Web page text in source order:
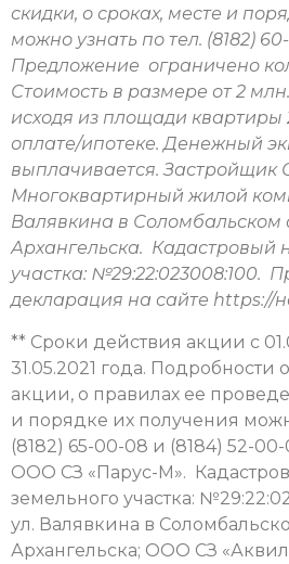
скидки, о сроках, месте и
можно узнать по тел. (8182)
Предложение ограничено
Стоимость в размере от 2
исходя из площади квартиры
оплате/ипотеке. Денежный
выплачивается.
Многоквартирный жилой
Валявкина в Соломбальском
Архангельска. Кадастровый
участка: №29:22:023008:100.
декларация на сайте https://
** Сроки действия акции с
31.05.2021 года. Подробности
акции, о правилах ее
и порядке их получения
(8182) 65-00-08 и (8184) 52-
ООО СЗ «Парус-М».
земельного участка:
ул. Валявкина в
Архангельска; ООО СЗ